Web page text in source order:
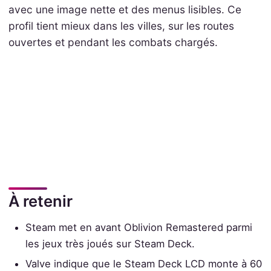
avec une image nette et des menus lisibles. Ce
profil tient mieux dans les villes, sur les routes
ouvertes et pendant les combats chargés.
À retenir
Steam met en avant Oblivion Remastered parmi
les jeux très joués sur Steam Deck.
Valve indique que le Steam Deck LCD monte à 60